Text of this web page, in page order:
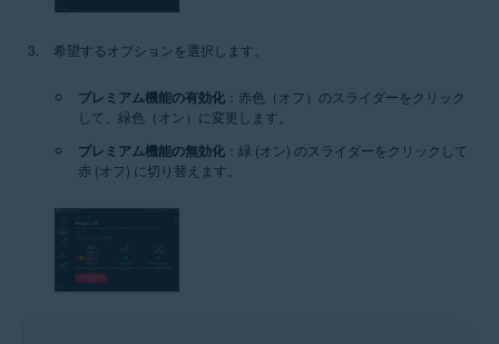
希望するオプションを選択します。
プレミアム機能の有効化 ：赤色（オフ）のスライダーをクリック
して、緑色（オン）に変更します。
プレミアム機能の無効化 ：緑 (オン) のスライダーをクリックして
赤 (オフ) に切り替えます。